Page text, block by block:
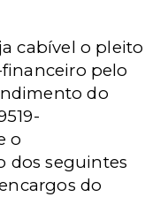
cabível o pleito
pelo
do
o
dos seguintes
do